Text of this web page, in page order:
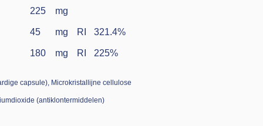
225 mg
45 mg RI 321.4%
180 mg RI 225%
capsule), Microkristallijne cellulose
(antiklontermiddelen)